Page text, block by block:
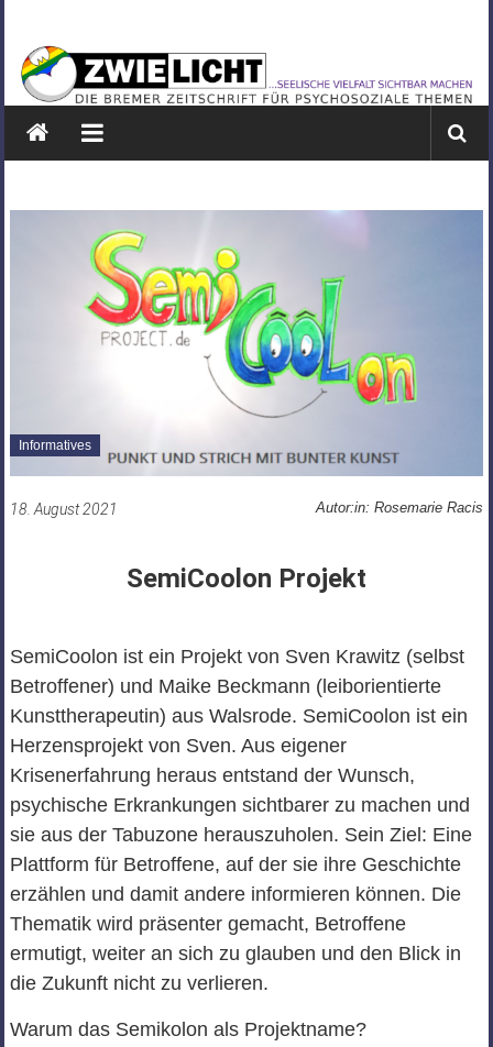
springen
ZWIELICHT
BREMEN
DIE
PSYCHOSOZIALE
Informatives
18. August 2021 Autor:in: Rosemarie Racis
SemiCoolon Projekt
SemiCoolon ist ein Projekt von Sven Krawitz (selbst
Betroffener) und Maike Beckmann (leiborientierte
Kunsttherapeutin) aus Walsrode. SemiCoolon ist ein
Herzensprojekt von Sven. Aus eigener
Krisenerfahrung heraus entstand der Wunsch,
psychische Erkrankungen sichtbarer zu machen und
sie aus der Tabuzone herauszuholen. Sein Ziel: Eine
Plattform für Betroffene, auf der sie ihre Geschichte
erzählen und damit andere informieren können. Die
Thematik wird präsenter gemacht, Betroffene
ermutigt, weiter an sich zu glauben und den Blick in
die Zukunft nicht zu verlieren.
Warum das Semikolon als Projektname?